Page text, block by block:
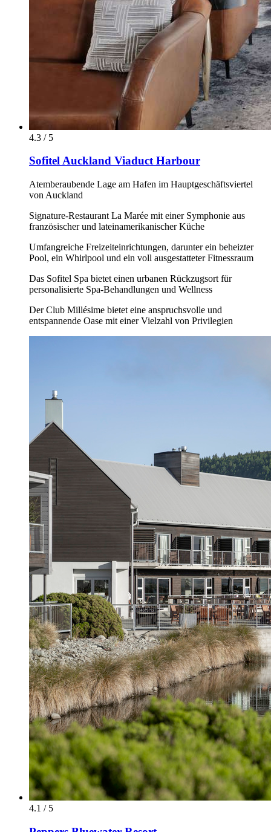
4.3 / 5
Sofitel Auckland Viaduct Harbour
Atemberaubende Lage am Hafen im Hauptgeschäftsviertel
von Auckland
Signature-Restaurant La Marée mit einer Symphonie aus
französischer und lateinamerikanischer Küche
Umfangreiche Freizeiteinrichtungen, darunter ein beheizter
Pool, ein Whirlpool und ein voll ausgestatteter Fitnessraum
Das Sofitel Spa bietet einen urbanen Rückzugsort für
personalisierte Spa-Behandlungen und Wellness
Der Club Millésime bietet eine anspruchsvolle und
entspannende Oase mit einer Vielzahl von Privilegien
4.1 / 5